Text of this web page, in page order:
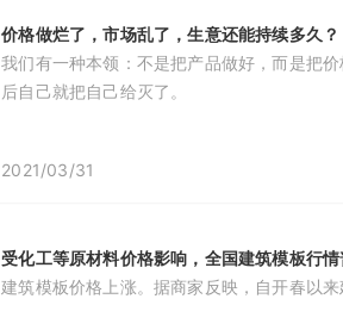
价格做烂了，市场乱了，生意还能持续多久？
我们有一种本领：不是把产品做好，而是把
后自己就把自己给灭了。
2021/03/31
受化工等原材料价格影响，全国建筑模板行
建筑模板价格上涨。据商家反映，自开春以